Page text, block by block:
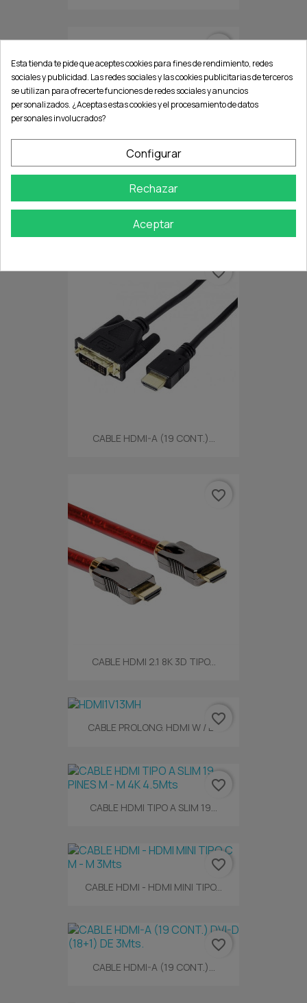
CABLE HDMI-A (19 CONT.)...
favorite_border
CABLE HDMI 2.1 8K 3D TIPO...
favorite_border
CABLE PROLONG. HDMI W / E...
favorite_border
CABLE HDMI TIPO A SLIM 19...
favorite_border
CABLE HDMI - HDMI MINI TIPO...
favorite_border
CABLE HDMI-A (19 CONT.)...
favorite_border
Esta tienda te pide que aceptes cookies para fines de rendimiento, redes
sociales y publicidad. Las redes sociales y las cookies publicitarias de terceros
se utilizan para ofrecerte funciones de redes sociales y anuncios
personalizados. ¿Aceptas estas cookies y el procesamiento de datos
personales involucrados?
Configurar
Rechazar
Aceptar